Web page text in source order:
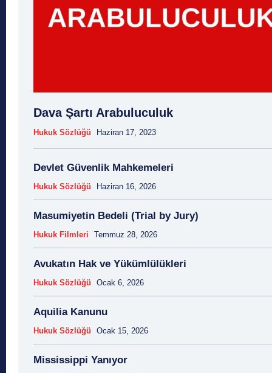
Dava Şartı Arabuluculuk
Hukuk Sözlüğü Haziran 17, 2023
Devlet Güvenlik Mahkemeleri
Hukuk Sözlüğü Haziran 16, 2026
Masumiyetin Bedeli (Trial by Jury)
Hukuk Filmleri Temmuz 28, 2026
Avukatın Hak ve Yükümlülükleri
Hukuk Sözlüğü Ocak 6, 2026
Aquilia Kanunu
Hukuk Sözlüğü Ocak 15, 2026
Mississippi Yanıyor